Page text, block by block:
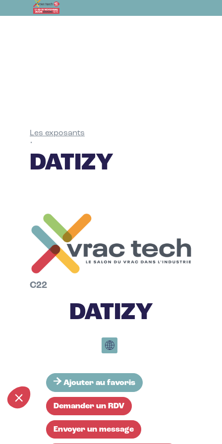
Les exposants
•
DATIZY
C22
DATIZY
Ajouter au favoris
Demander un RDV
Envoyer un message